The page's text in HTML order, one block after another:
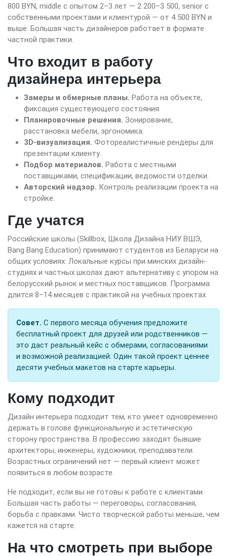
800 BYN, middle с опытом 2–3 лет — 2 200–3 500, senior с
собственными проектами и клиентурой — от 4 500 BYN и
выше. Большая часть дизайнеров работает в формате
частной практики.
Что входит в работу
дизайнера интерьера
Замеры и обмерные планы. Работа на объекте,
фиксация существующего состояния.
Планировочные решения. Зонирование,
расстановка мебели, эргономика.
3D-визуализация. Фотореалистичные рендеры для
презентации клиенту.
Подбор материалов. Работа с местными
поставщиками, спецификации, ведомости отделки.
Авторский надзор. Контроль реализации проекта на
стройке.
Где учатся
Российские школы (Skillbox, Школа Дизайна НИУ ВШЭ,
Bang Bang Education) принимают студентов из Беларуси на
общих условиях. Локальные курсы при минских дизайн-
студиях и частных школах дают альтернативу с упором на
белорусский рынок и местных поставщиков. Программа
длится 8–14 месяцев с практикой на учебных проектах.
Совет. С первого месяца обучения предложите
бесплатный проект для друзей или родственников —
это даст реальный кейс с обмерами, согласованиями
и возможной реализацией. Один такой проект ценнее
десяти учебных макетов на старте карьеры.
Кому подходит
Дизайн интерьера подходит тем, кто умеет одновременно
держать в голове функциональную и эстетическую
сторону пространства. В профессию заходят бывшие
архитекторы, инженеры, художники, преподаватели.
Возрастных ограничений нет — первый клиент может
появиться в любом возрасте.
Не подходит, если вы не готовы к работе с клиентами.
Большая часть работы — переговоры, согласования,
борьба с правками. Чисто творческой работы меньше, чем
кажется на старте.
На что смотреть при выборе